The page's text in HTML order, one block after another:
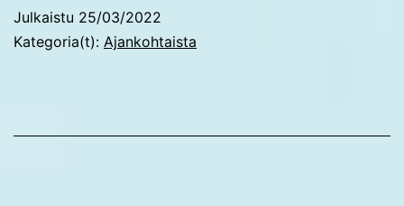
Julkaistu 25/03/2022
Kategoria(t): Ajankohtaista